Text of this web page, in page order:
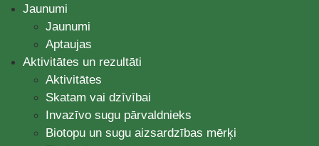
Jaunumi
Jaunumi
Aptaujas
Aktivitātes un rezultāti
Aktivitātes
Skatam vai dzīvībai
Invazīvo sugu pārvaldnieks
Biotopu un sugu aizsardzības mērķi